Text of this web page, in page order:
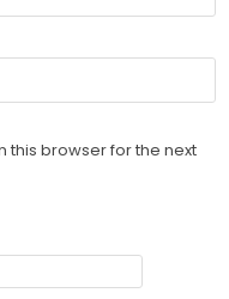
this browser for the next